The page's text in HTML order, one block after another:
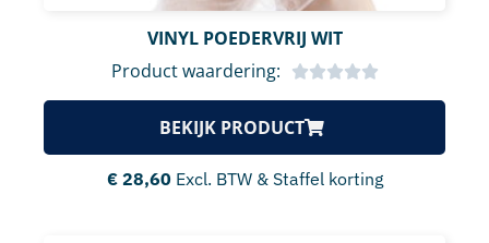
VINYL POEDERVRIJ WIT
Product waardering:
BEKIJK PRODUCT
€28,60 Excl. BTW & Staffel korting